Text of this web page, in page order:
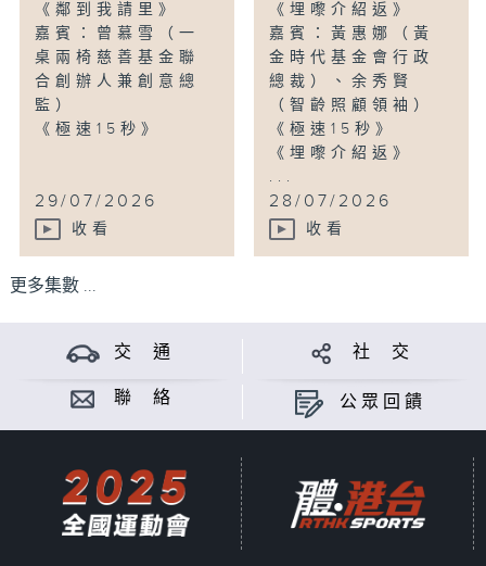
《鄰到我請里》
嘉賓：曾慕雪（一
桌兩椅慈善基金聯
合創辦人兼創意總
監）
《極速15秒》
29/07/2026
收看
《埋嚟介紹返》
嘉賓：黃惠娜（黃
金時代基金會行政
總裁）、余秀賢
（智齡照顧領袖）
《極速15秒》
《埋嚟介紹返》
...
28/07/2026
收看
更多集數 ...
交 通 社 交
聯 絡 公眾回饋